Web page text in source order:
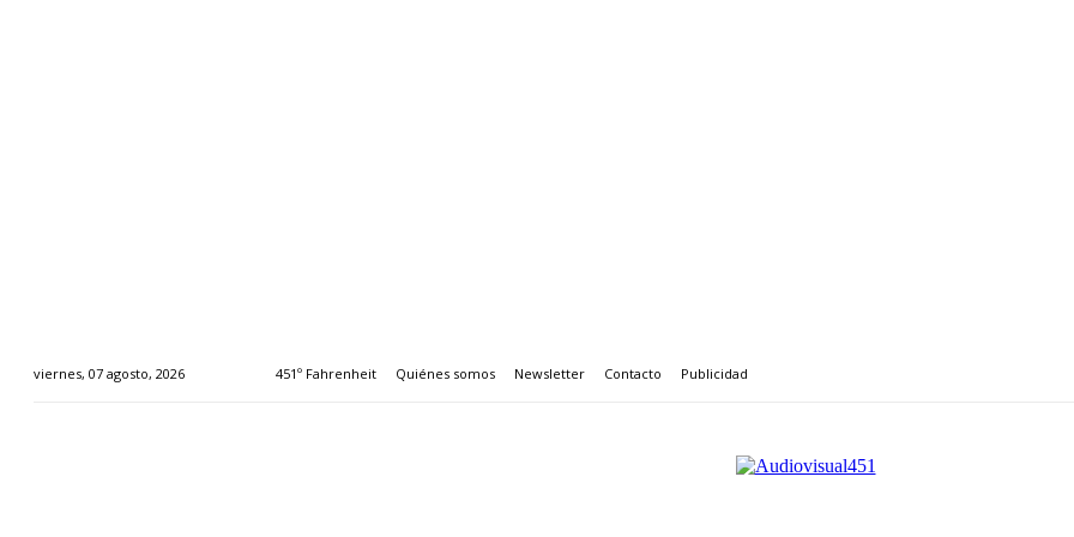
viernes, 07 agosto, 2026 451º Fahrenheit Quiénes somos Newsletter Contacto Publicidad